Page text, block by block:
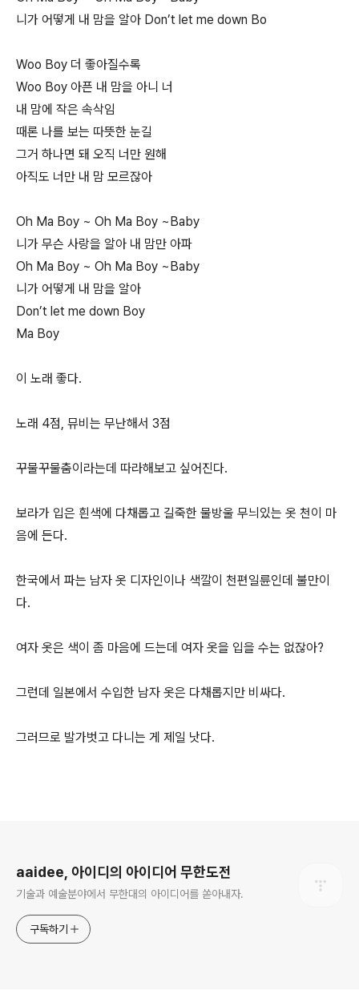
니가 어떻게 내 맘을 알아 Don’t let me down Bo
Woo Boy 더 좋아질수록
Woo Boy 아픈 내 맘을 아니 너
내 맘에 작은 속삭임
때론 나를 보는 따뜻한 눈길
그거 하나면 돼 오직 너만 원해
아직도 너만 내 맘 모르잖아
Oh Ma Boy ~ Oh Ma Boy ~Baby
니가 무슨 사랑을 알아 내 맘만 아파
Oh Ma Boy ~ Oh Ma Boy ~Baby
니가 어떻게 내 맘을 알아
Don’t let me down Boy
Ma Boy
이 노래 좋다.
노래 4점, 뮤비는 무난해서 3점
꾸물꾸물춤이라는데 따라해보고 싶어진다.
보라가 입은 흰색에 다채롭고 길죽한 물방울 무늬있는 옷 천이 마
음에 든다.
한국에서 파는 남자 옷 디자인이나 색깔이 천편일륜인데 불만이
다.
여자 옷은 색이 좀 마음에 드는데 여자 옷을 입을 수는 없잖아?
그런데 일본에서 수입한 남자 옷은 다채롭지만 비싸다.
그러므로 발가벗고 다니는 게 제일 낫다.
aaidee, 아이디의 아이디어 무한도전
기술과 예술분야에서 무한대의 아이디어를 쏟아내자.
구독하기